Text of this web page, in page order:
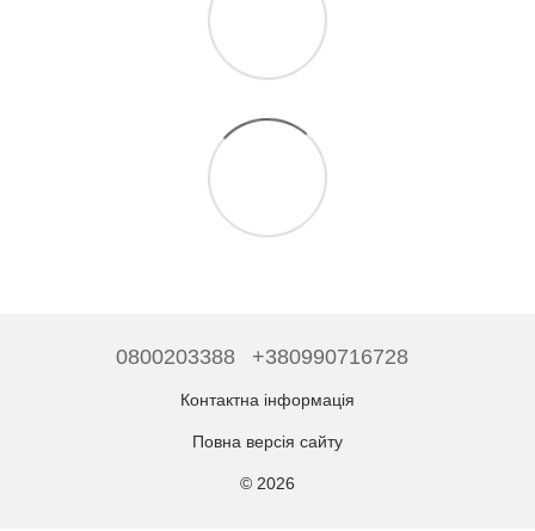
0800203388 +380990716728
Контактна інформація
Повна версія сайту
© 2026